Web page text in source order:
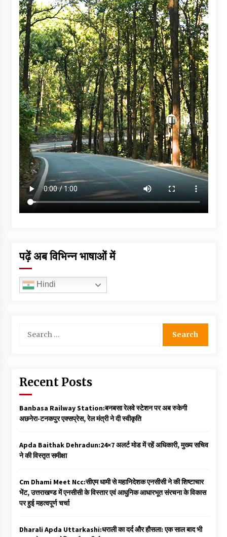
पढ़ें अब विभिन्न भाषाओं में
Hindi
for:
Recent Posts
Banbasa Railway Station:बनबसा रेलवे स्टेशन पर अब रुकेगी
अछनेरा-टनकपुर एक्सप्रेस, रेल मंत्री ने दी स्वीकृति
Apda Baithak Dehradun:24×7 अलर्ट मोड में रहें अधिकारी, मुख्य सचिव
ने की विस्तृत समीक्षा
Cm Dhami Meet Ncc:सीएम धामी से महानिदेशक एनसीसी ने की शिष्टाचार
भेंट, उत्तराखण्ड में एनसीसी के विस्तार एवं आधुनिक आधारभूत संरचना के विकास
पर हुई महत्वपूर्ण चर्चा
Dharali Apda Uttarkashi:धराली का दर्द और हौसला: एक साल बाद भी